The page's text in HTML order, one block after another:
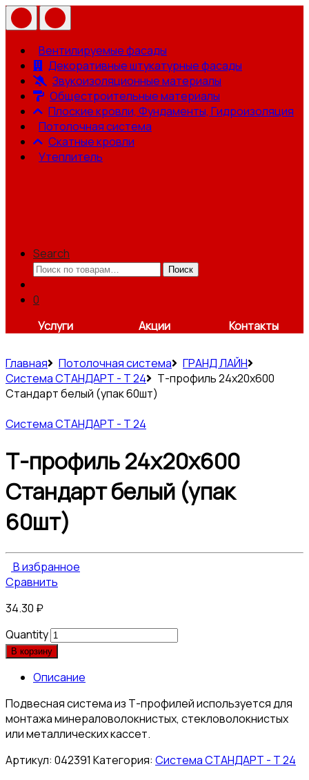
Вентилируемые фасады
Декоративные штукатурные фасады
Звукоизоляционные материалы
Общестроительные материалы
Плоские кровли, Фундаменты, Гидроизоляция
Потолочная система
Скатные кровли
Утеплитель
Search
Искать:
Поиск
0
Услуги
Акции Контакты
Главная Потолочная система
ГРАНД ЛАЙН
Система СТАНДАРТ - Т 24
Т-профиль 24х20х600
Стандарт белый (упак 60шт)
Система СТАНДАРТ - Т 24
Т-профиль 24х20х600
Стандарт белый (упак
60шт)
В избранное
Сравнить
34.30 ₽
Quantity
В корзину
Описание
Подвесная система из Т-профилей используется для
монтажа минераловолокнистых, стекловолокнистых
или металлических кассет.
Артикул: 042391 Категория: Система СТАНДАРТ - Т 24